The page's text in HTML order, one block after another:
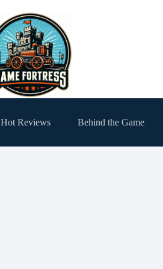
Hot Reviews Behind the Game